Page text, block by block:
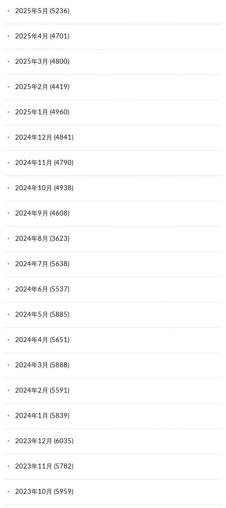
2025年5月 (5236)
2025年4月 (4701)
2025年3月 (4800)
2025年2月 (4419)
2025年1月 (4960)
2024年12月 (4841)
2024年11月 (4790)
2024年10月 (4938)
2024年9月 (4608)
2024年8月 (3623)
2024年7月 (5638)
2024年6月 (5537)
2024年5月 (5885)
2024年4月 (5651)
2024年3月 (5888)
2024年2月 (5591)
2024年1月 (5839)
2023年12月 (6035)
2023年11月 (5782)
2023年10月 (5959)